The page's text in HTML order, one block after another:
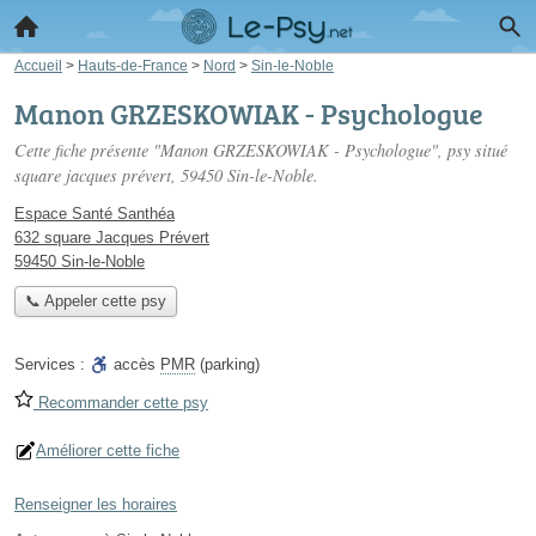
Accueil > Hauts-de-France > Nord > Sin-le-Noble
Manon GRZESKOWIAK - Psychologue
Cette fiche présente "Manon GRZESKOWIAK - Psychologue", psy situé
square jacques prévert, 59450 Sin-le-Noble.
Espace Santé Santhéa
632 square Jacques Prévert
59450 Sin-le-Noble
📞 Appeler cette psy
Services : accès PMR (parking)
Recommander cette psy
Améliorer cette fiche
Renseigner les horaires